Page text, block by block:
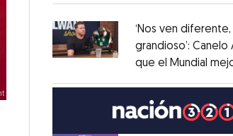
Opens in new window
‘Nos ven diferente,
grandioso’: Canelo
que el Mundial